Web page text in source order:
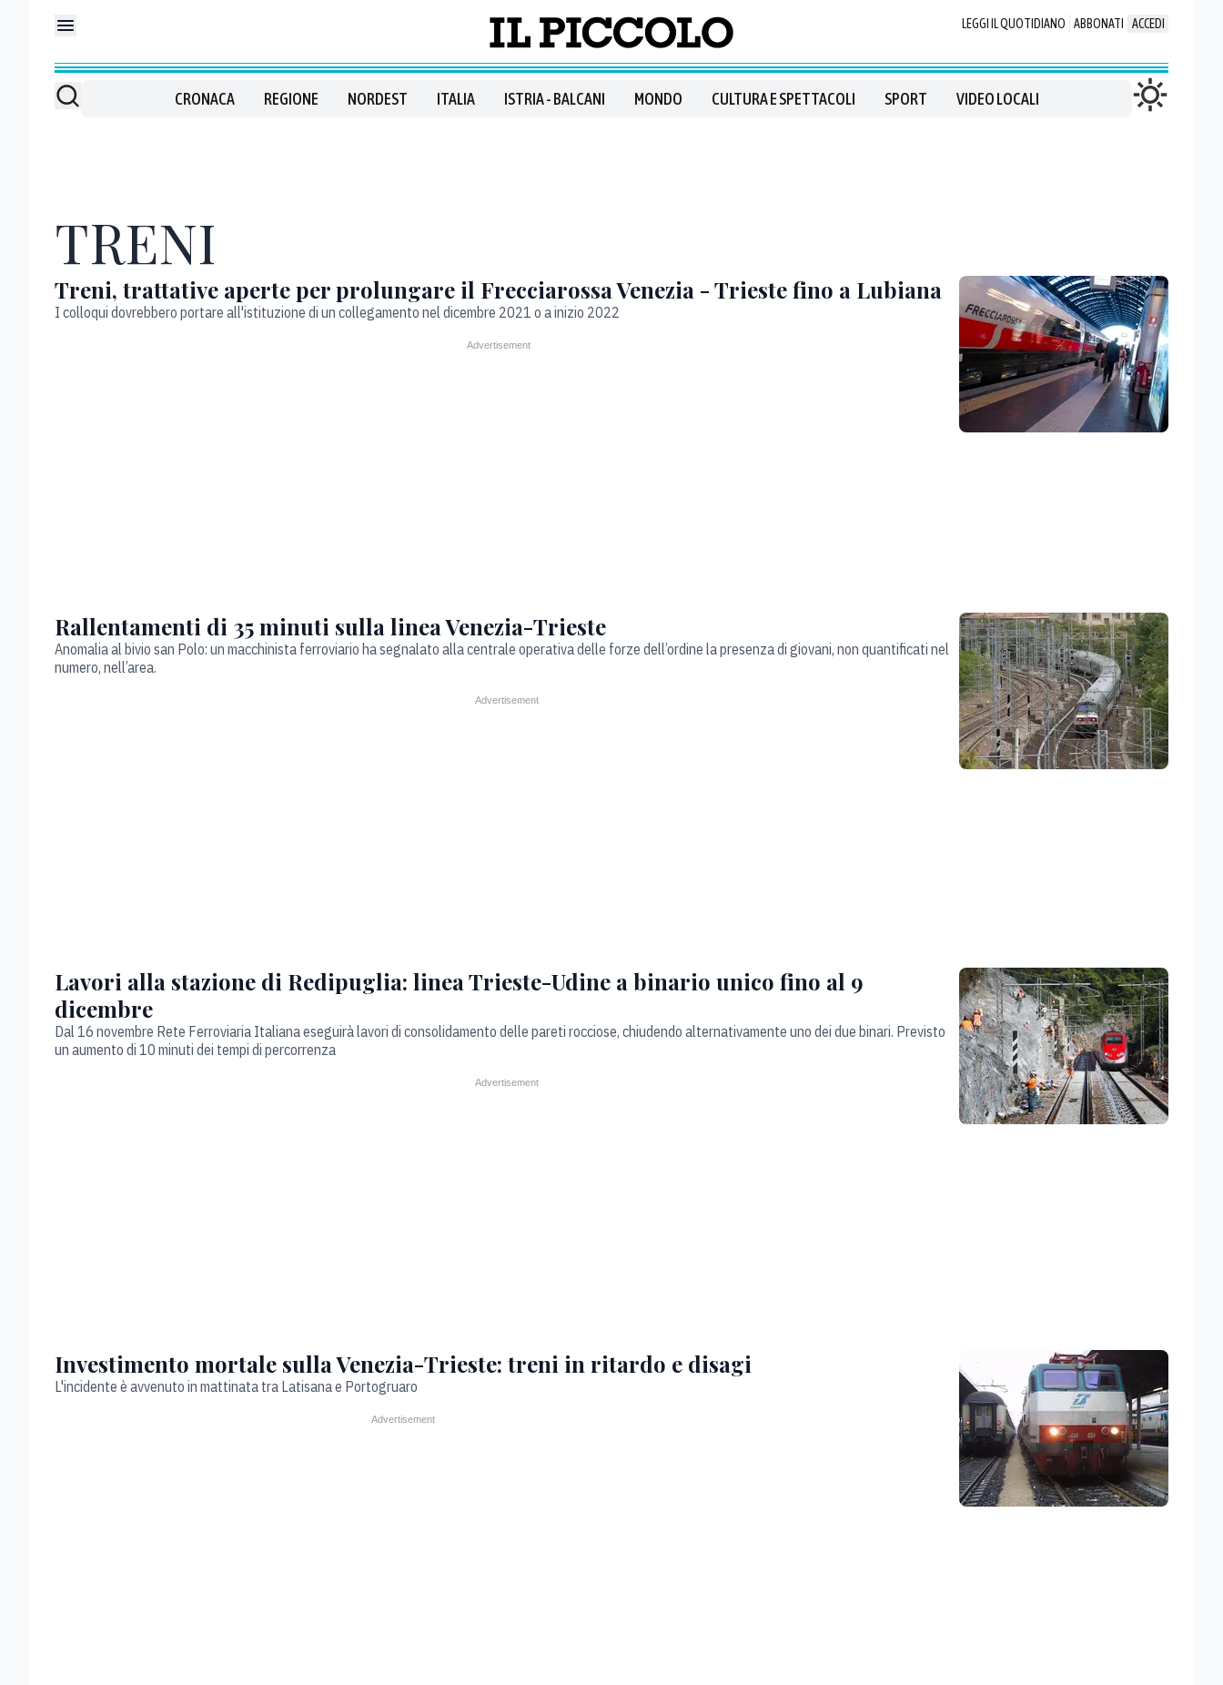
LEGGI IL QUOTIDIANO ABBONATI ACCEDI
CRONACA REGIONE NORDEST ITALIA ISTRIA - BALCANI MONDO CULTURA E SPETTACOLI SPORT VIDEO LOCALI
TRENI
Treni, trattative aperte per prolungare il Frecciarossa Venezia - Trieste fino a Lubiana
I colloqui dovrebbero portare all'istituzione di un collegamento nel dicembre 2021 o a inizio 2022
Rallentamenti di 35 minuti sulla linea Venezia-Trieste
Anomalia al bivio san Polo: un macchinista ferroviario ha segnalato alla centrale operativa delle forze dell’ordine la presenza di giovani, non quantificati nel
numero, nell’area.
Lavori alla stazione di Redipuglia: linea Trieste-Udine a binario unico fino al 9
dicembre
Dal 16 novembre Rete Ferroviaria Italiana eseguirà lavori di consolidamento delle pareti rocciose, chiudendo alternativamente uno dei due binari. Previsto
un aumento di 10 minuti dei tempi di percorrenza
Investimento mortale sulla Venezia-Trieste: treni in ritardo e disagi
L'incidente è avvenuto in mattinata tra Latisana e Portogruaro